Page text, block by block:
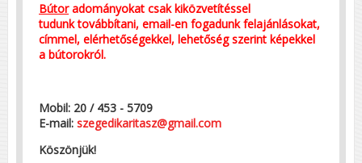
Bútoradományokat csak kiközvetítéssel
tudunk továbbítani, email-en fogadunk felajánlásokat,
címmel, elérhetőségekkel, lehetőség szerint képekkel
a bútorokról.
Mobil: 20 / 453 - 5709
E-mail: szegedikaritasz@gmail.com
Köszönjük!